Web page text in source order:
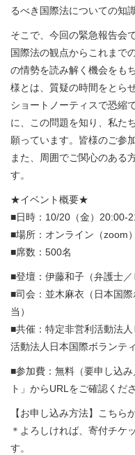
るべき国際法についての知
そこで、今回の緊急報告会
国際法の観点からこれまで
の情勢を読み解く機会をも
様とは、質疑の時間をとら
ショートノーティスで恐縮
に、この問題を知り、私た
願っています。皆様のご参
また、周囲でご関心のある
す。
★イベント概要★
■日時：10/20（金）20:00-
■場所：オンライン（zoom）
■席数：500名
■登壇：伊藤和子（弁護士／
■司会：並木麻衣（日本国
当）
■共催：特定非営利活動法
活動法人日本国際ボランテ
■参加費：無料（要申し込
ト」からURLをご確認くださ
【お申し込み方法】こちら
＊よろしければ、寄付チケ
す。